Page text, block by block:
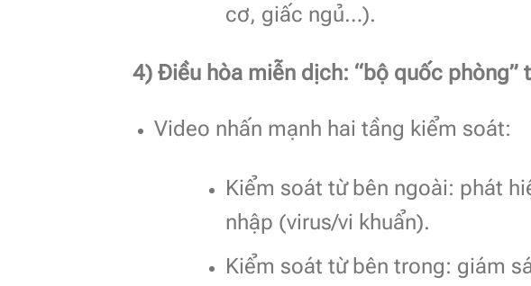
cơ, giấc ngủ…).
4) Điều hòa miễn dịch: “bộ quốc phòng”
Video nhấn mạnh hai tầng kiểm soát:
Kiểm soát từ bên ngoài: phát
nhập (virus/vi khuẩn).
Kiểm soát từ bên trong: giám